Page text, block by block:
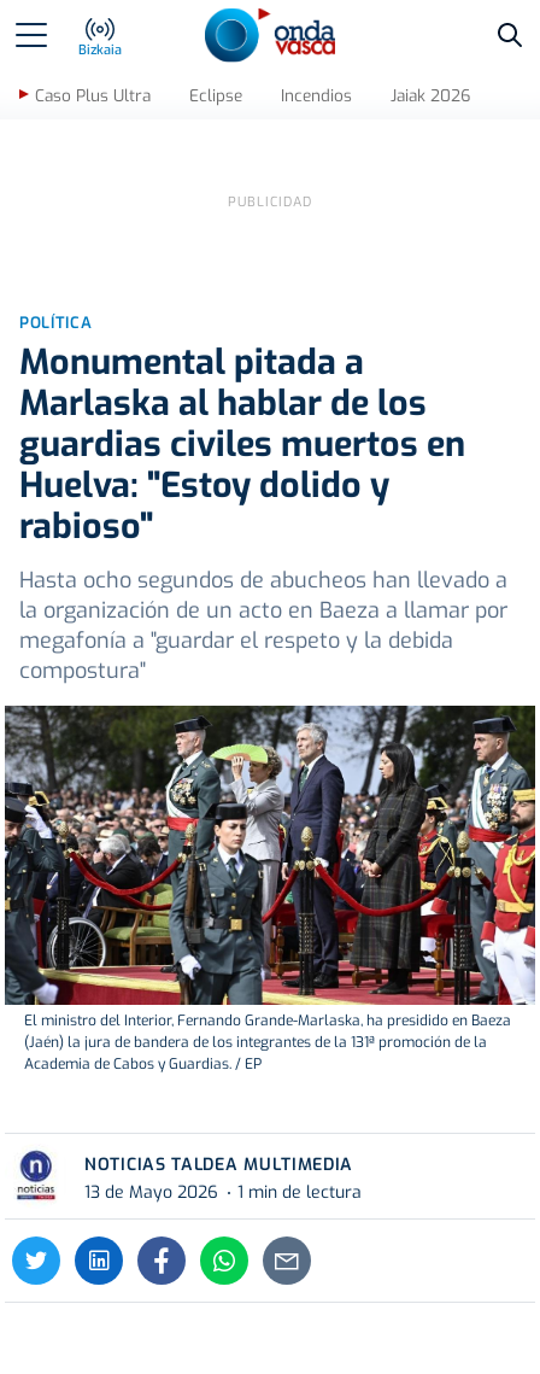
Bizkaia
Caso Plus Ultra Eclipse Incendios Jaiak 2026
POLÍTICA
Monumental pitada a
Marlaska al hablar de los
guardias civiles muertos en
Huelva: "Estoy dolido y
rabioso"
Hasta ocho segundos de abucheos han llevado a
la organización de un acto en Baeza a llamar por
megafonía a "guardar el respeto y la debida
compostura"
El ministro del Interior, Fernando Grande-Marlaska, ha presidido en Baeza
(Jaén) la jura de bandera de los integrantes de la 131ª promoción de la
Academia de Cabos y Guardias. / EP
NOTICIAS TALDEA MULTIMEDIA
13 de Mayo 2026
1 min de lectura